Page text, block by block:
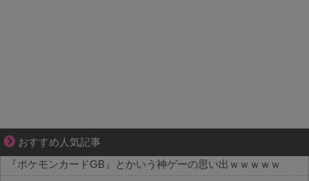
おすすめ人気記事
ぜんぶ私が中心、そう思われたくないのに
『ポケモンカードGB』とかいう神ゲーの思い出ｗｗｗｗｗ